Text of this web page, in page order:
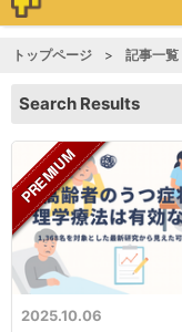
トップページ 記事一覧
Search Results
2025.10.06